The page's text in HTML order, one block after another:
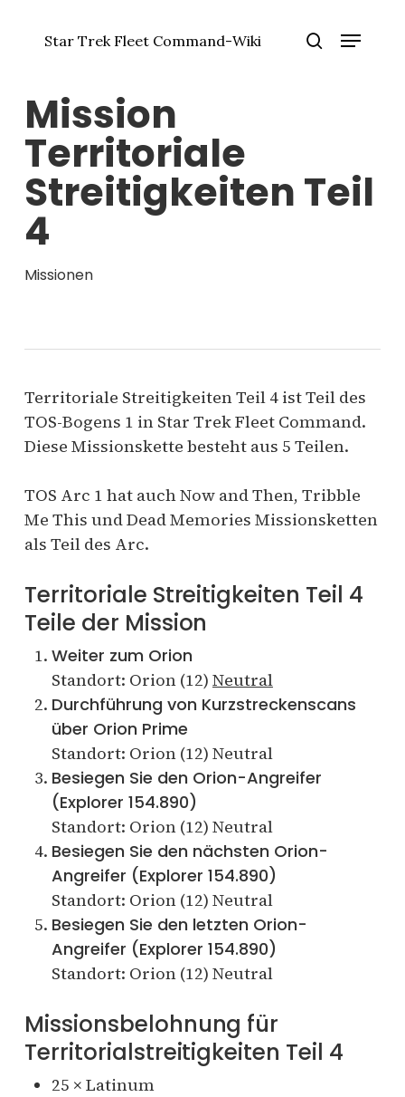
HauptinhaltStar Trek Fleet Command-Wiki
Menü
Mission
Territoriale
Streitigkeiten Teil
4
Missionen
Territoriale Streitigkeiten Teil 4 ist Teil des
TOS-Bogens 1 in Star Trek Fleet Command.
Diese Missionskette besteht aus 5 Teilen.
TOS Arc 1 hat auch Now and Then, Tribble
Me This und Dead Memories Missionsketten
als Teil des Arc.
Territoriale Streitigkeiten Teil 4
Teile der Mission
Weiter zum Orion
Standort: Orion (12) Neutral
Durchführung von Kurzstreckenscans
über Orion Prime
Standort: Orion (12) Neutral
Besiegen Sie den Orion-Angreifer
(Explorer 154.890)
Standort: Orion (12) Neutral
Besiegen Sie den nächsten Orion-
Angreifer (Explorer 154.890)
Standort: Orion (12) Neutral
Besiegen Sie den letzten Orion-
Angreifer (Explorer 154.890)
Standort: Orion (12) Neutral
Missionsbelohnung für
Territorialstreitigkeiten Teil 4
25 × Latinum